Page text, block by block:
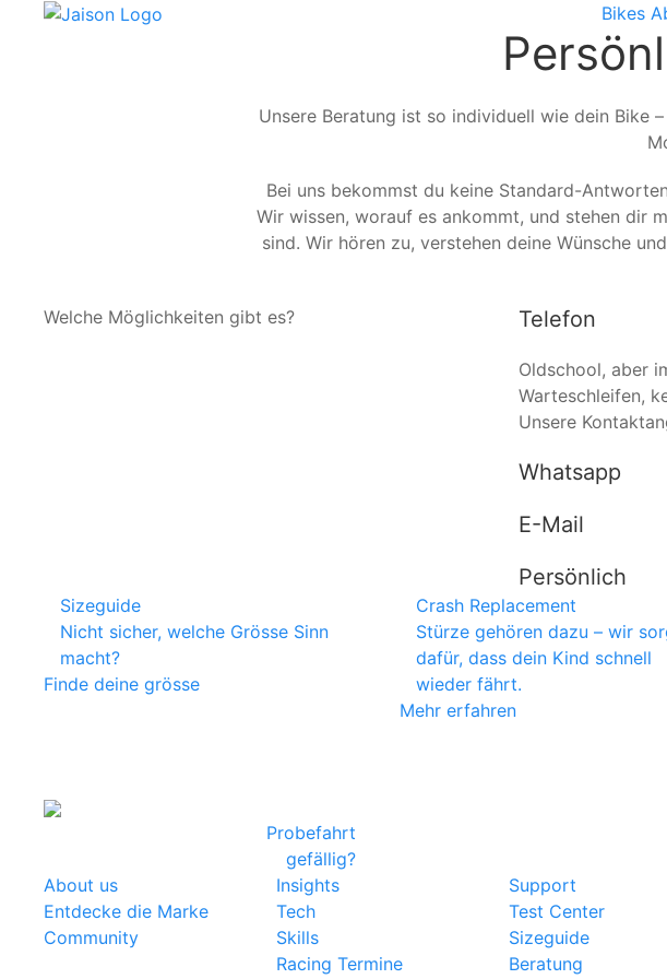
Bikes
Unsere Beratung ist so individuell wie dein Bike
Bei uns bekommst du keine Standard-
Wir wissen, worauf es ankommt, und stehen dir
sind. Wir hören zu, verstehen deine Wünsche
Welche Möglichkeiten gibt es? Telefon
Oldschool, aber
Warteschleifen,
Unsere
Whatsapp
E-Mail
Persönlich
Sizeguide
Nicht sicher, welche Grösse Sinn
macht?
Finde deine grösse
Crash Replacement
Stürze gehören dazu – wir
dafür, dass dein Kind schnell
wieder fährt.
Mehr erfahren
Probefahrt
gefällig?
About us
Entdecke die Marke
Community
Insights
Tech
Skills
Racing Termine
Support
Test Center
Sizeguide
Beratung